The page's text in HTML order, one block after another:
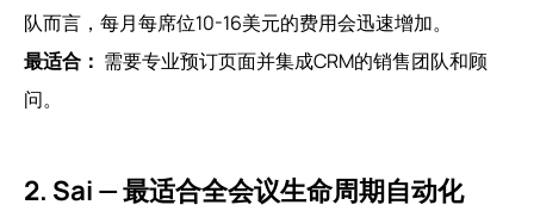
队而言，每月每席位10-16美元的费用会迅速增加。
最适合： 需要专业预订页面并集成CRM的销售团队和顾
问。
2. Sai — 最适合全会议生命周期自动化